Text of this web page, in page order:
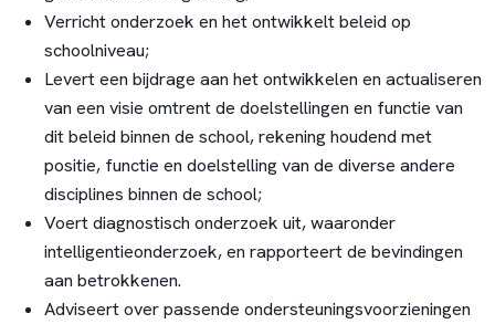
Verricht onderzoek en het ontwikkelt beleid op
schoolniveau;
Levert een bijdrage aan het ontwikkelen en actualiseren
van een visie omtrent de doelstellingen en functie van
dit beleid binnen de school, rekening houdend met
positie, functie en doelstelling van de diverse andere
disciplines binnen de school;
Voert diagnostisch onderzoek uit, waaronder
intelligentieonderzoek, en rapporteert de bevindingen
aan betrokkenen.
Adviseert over passende ondersteuningsvoorzieningen